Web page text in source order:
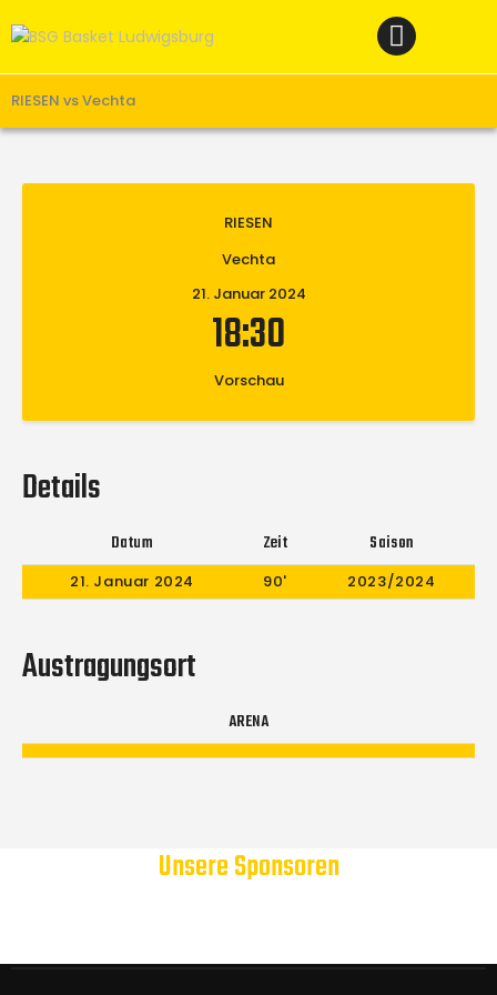
RIESEN vs Vechta
Verein
Teams M
Unterstützen
RIESEN
Vechta
21. Januar 2024
18:30
Vorschau
Details
Datum Zeit Saison
21. Januar 2024 90' 2023/2024
Austragungsort
ARENA
Unsere Sponsoren